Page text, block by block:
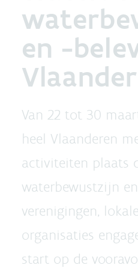
en -
Van 22 tot 30
heel Vlaanderen
activiteiten plaats
waterbewustzijn
verenigingen,
organisaties
start op de